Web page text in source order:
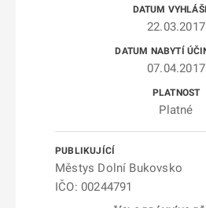
22.03.2017
07.04.2017
Platné
Městys Dolní Bukovsko
IČO: 00244791